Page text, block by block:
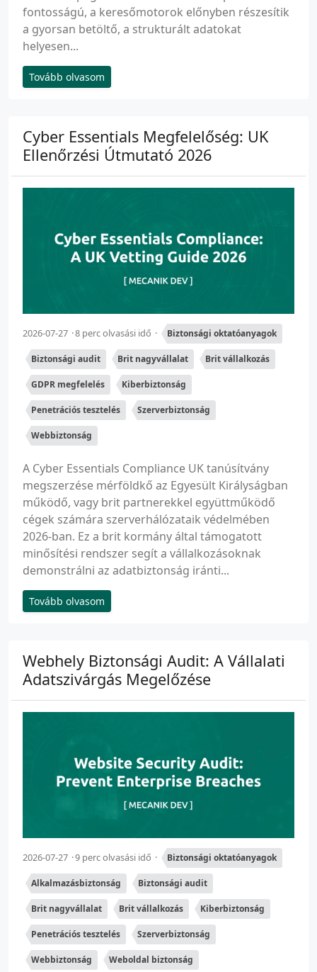
fontosságú, a keresőmotorok előnyben részesítik
a gyorsan betöltő, a strukturált adatokat
helyesen...
Tovább olvasom
Cyber Essentials Megfelelőség: UK
Ellenőrzési Útmutató 2026
2026-07-27 8 perc olvasási idő Biztonsági oktatóanyagok
Biztonsági audit Brit nagyvállalat Brit vállalkozás
GDPR megfelelés Kiberbiztonság
Penetrációs tesztelés Szerverbiztonság
Webbiztonság
A Cyber Essentials Compliance UK tanúsítvány
megszerzése mérföldkő az Egyesült Királyságban
működő, vagy brit partnerekkel együttműködő
cégek számára szerverhálózataik védelmében
2026-ban. Ez a brit kormány által támogatott
minősítési rendszer segít a vállalkozásoknak
demonstrálni az adatbiztonság iránti...
Tovább olvasom
Webhely Biztonsági Audit: A Vállalati
Adatszivárgás Megelőzése
2026-07-27 9 perc olvasási idő Biztonsági oktatóanyagok
Alkalmazásbiztonság Biztonsági audit
Brit nagyvállalat Brit vállalkozás Kiberbiztonság
Penetrációs tesztelés Szerverbiztonság
Webbiztonság Weboldal biztonság